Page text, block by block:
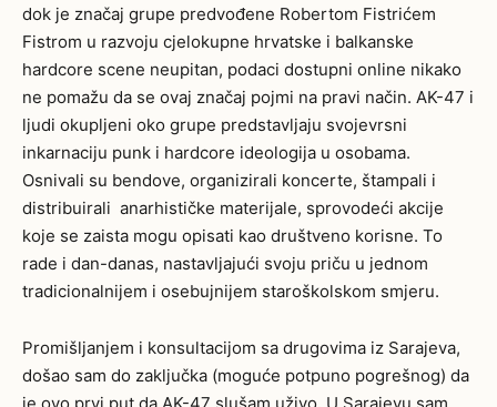
dok je značaj grupe predvođene Robertom Fistrićem
Fistrom u razvoju cjelokupne hrvatske i balkanske
hardcore scene neupitan, podaci dostupni online nikako
ne pomažu da se ovaj značaj pojmi na pravi način. AK-47 i
ljudi okupljeni oko grupe predstavljaju svojevrsni
inkarnaciju punk i hardcore ideologija u osobama.
Osnivali su bendove, organizirali koncerte, štampali i
distribuirali anarhističke materijale, sprovodeći akcije
koje se zaista mogu opisati kao društveno korisne. To
rade i dan-danas, nastavljajući svoju priču u jednom
tradicionalnijem i osebujnijem staroškolskom smjeru.
Promišljanjem i konsultacijom sa drugovima iz Sarajeva,
došao sam do zaključka (moguće potpuno pogrešnog) da